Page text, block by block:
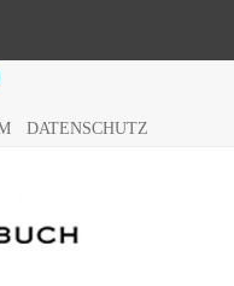
DATENSCHUTZ